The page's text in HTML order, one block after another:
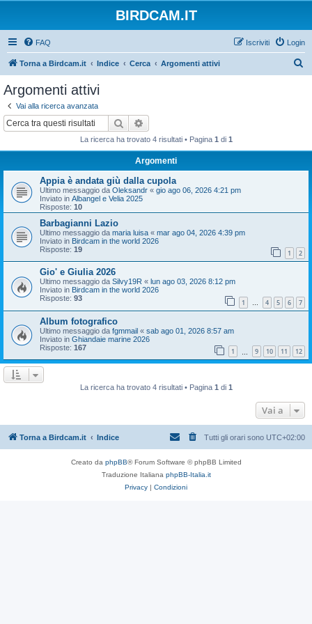
BIRDCAM.IT
FAQ Login
Iscriviti
Torna a Birdcam.it Indice Cerca Argomenti attivi
Argomenti attivi
Vai alla ricerca avanzata
Cerca
La ricerca ha trovato 4 risultati • Pagina 1 di 1
Argomenti
Appia è andata giù dalla cupola
Ultimo messaggio da Oleksandr « gio ago 06, 2026 4:21 pm
Inviato in Albangel e Velia 2025
Risposte: 10
Barbagianni Lazio
Ultimo messaggio da maria luisa « mar ago 04, 2026 4:39 pm
Inviato in Birdcam in the world 2026
Risposte: 19 1 2
Gio' e Giulia 2026
Ultimo messaggio da Silvy19R « lun ago 03, 2026 8:12 pm
Inviato in Birdcam in the world 2026
Risposte: 93 1 … 4 5 6 7
Album fotografico
Ultimo messaggio da fgmmail « sab ago 01, 2026 8:57 am
Inviato in Ghiandaie marine 2026
Risposte: 167 1 9 10 11 12
La ricerca ha trovato 4 risultati • Pagina 1di 1
Vai a
Torna a Birdcam.it Indice Tutti gli orari sono UTC+02:00
Creato da phpBB® Forum Software © phpBB Limited
Traduzione Italiana phpBB-Italia.it
Privacy
Condizioni